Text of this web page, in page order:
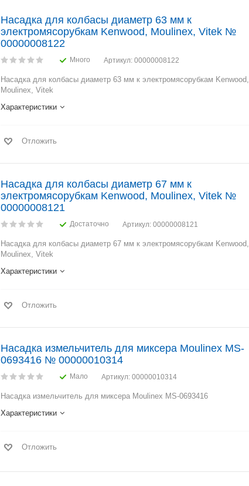
Насадка для колбасы диаметр 63 мм к
электромясорубкам Kenwood, Moulinex, Vitek №
00000008122
Много Артикул: 00000008122
Насадка для колбасы диаметр 63 мм к электромясорубкам Kenwood,
Moulinex, Vitek
Характеристики
Отложить
Насадка для колбасы диаметр 67 мм к
электромясорубкам Kenwood, Moulinex, Vitek №
00000008121
Достаточно Артикул: 00000008121
Насадка для колбасы диаметр 67 мм к электромясорубкам Kenwood,
Moulinex, Vitek
Характеристики
Отложить
Hасадка измельчитель для миксера Moulinex MS-
0693416 № 00000010314
Мало Артикул: 00000010314
Hасадка измельчитель для миксера Moulinex MS-0693416
Характеристики
Отложить